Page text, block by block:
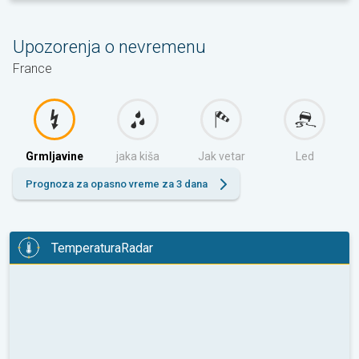
Upozorenja o nevremenu
France
Grmljavine jaka kiša Jak vetar Led
Prognoza za opasno vreme za 3 dana
TemperaturaRadar